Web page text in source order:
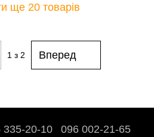
ще 20 товарів
1 з 2 Вперед
335-20-10 096 002-21-65